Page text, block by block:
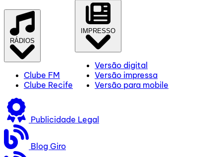
RÁDIOS
Clube FM
Clube Recife
IMPRESSO
Versão digital
Versão impressa
Versão para mobile
Publicidade Legal
Blog Giro